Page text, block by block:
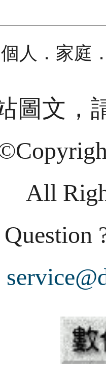
個人．家庭
圖文，
All
Question